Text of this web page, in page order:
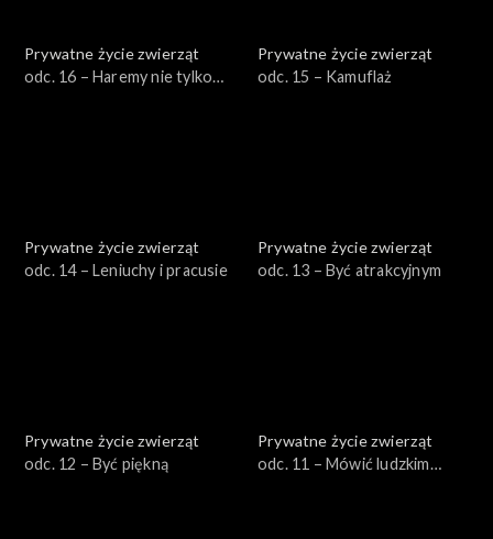
Prywatne życie zwierząt
odc. 16 – Haremy nie tylko
Prywatne życie zwierząt
odc. 15 – Kamuflaż
Prywatne życie zwierząt
odc. 14 – Leniuchy i pracusie
Prywatne życie zwierząt
odc. 13 – Być atrakcyjnym
Prywatne życie zwierząt
odc. 12 – Być piękną
Prywatne życie zwierząt
odc. 11 – Mówić ludzkim